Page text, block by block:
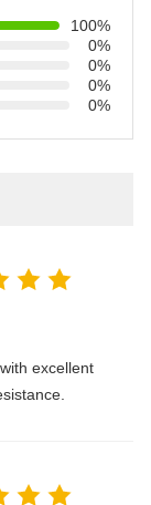
100%
0%
0%
0%
0%
excellent